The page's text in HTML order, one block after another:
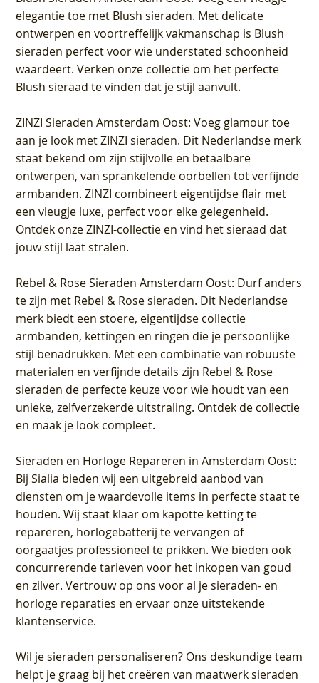
elegantie toe met Blush sieraden. Met delicate
ontwerpen en voortreffelijk vakmanschap is Blush
sieraden perfect voor wie understated schoonheid
waardeert. Verken onze collectie om het perfecte
Blush sieraad te vinden dat je stijl aanvult.
ZINZI Sieraden Amsterdam Oost: Voeg glamour toe
aan je look met ZINZI sieraden. Dit Nederlandse merk
staat bekend om zijn stijlvolle en betaalbare
ontwerpen, van sprankelende oorbellen tot verfijnde
armbanden. ZINZI combineert eigentijdse flair met
een vleugje luxe, perfect voor elke gelegenheid.
Ontdek onze ZINZI-collectie en vind het sieraad dat
jouw stijl laat stralen.
Rebel & Rose Sieraden Amsterdam Oost: Durf anders
te zijn met Rebel & Rose sieraden. Dit Nederlandse
merk biedt een stoere, eigentijdse collectie
armbanden, kettingen en ringen die je persoonlijke
stijl benadrukken. Met een combinatie van robuuste
materialen en verfijnde details zijn Rebel & Rose
sieraden de perfecte keuze voor wie houdt van een
unieke, zelfverzekerde uitstraling. Ontdek de collectie
en maak je look compleet.
Sieraden en Horloge Repareren in Amsterdam Oost:
Bij Sialia bieden wij een uitgebreid aanbod van
diensten om je waardevolle items in perfecte staat te
houden. Wij staat klaar om kapotte ketting te
repareren, horlogebatterij te vervangen of
oorgaatjes professioneel te prikken. We bieden ook
concurrerende tarieven voor het inkopen van goud
en zilver. Vertrouw op ons voor al je sieraden- en
horloge reparaties en ervaar onze uitstekende
klantenservice.
Wil je sieraden personaliseren? Ons deskundige team
helpt je graag bij het creëren van maatwerk sieraden